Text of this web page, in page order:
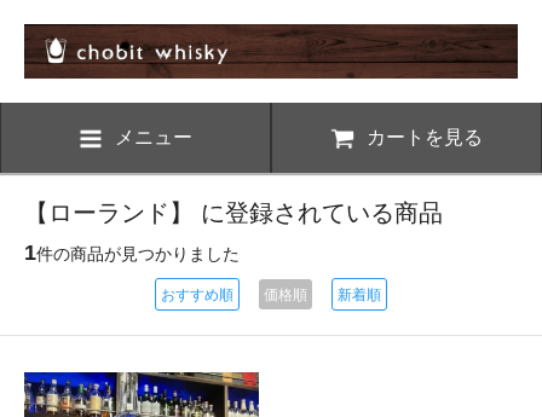
メニュー カートを見る
【ローランド】 に登録されている商品
1件の商品が見つかりました
おすすめ順 価格順 新着順